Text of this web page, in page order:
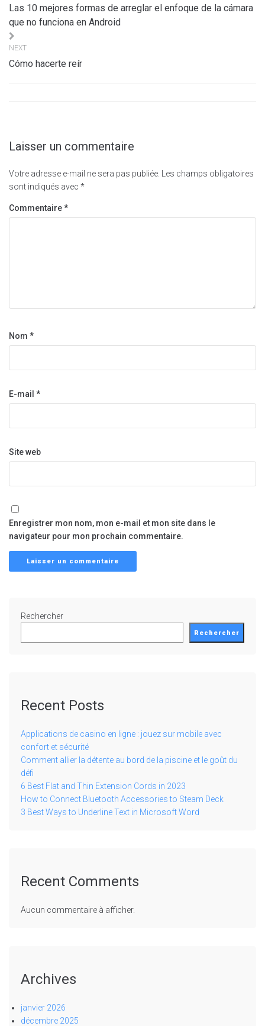
l’article
Las 10 mejores formas de arreglar el enfoque de la cámara
que no funciona en Android
NEXT
Cómo hacerte reír
Laisser un commentaire
Votre adresse e-mail ne sera pas publiée. Les champs obligatoires
sont indiqués avec *
Commentaire*
Nom *
E-mail *
Site web
Enregistrer mon nom, mon e-mail et mon site dans le
navigateur pour mon prochain commentaire.
Rechercher
Rechercher
Recent Posts
Applications de casino en ligne : jouez sur mobile avec
confort et sécurité
Comment allier la détente au bord de la piscine et le goût du
défi
6 Best Flat and Thin Extension Cords in 2023
How to Connect Bluetooth Accessories to Steam Deck
3 Best Ways to Underline Text in Microsoft Word
Recent Comments
Aucun commentaire à afficher.
Archives
janvier 2026
décembre 2025